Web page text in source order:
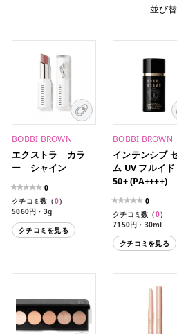
並び
BOBBI BROWN
エクストラ カラ
ー シャイン
0
クチコミ数（0）
5060円・3g
クチコミを見る
BOBBI BROWN
インテンシブ
ム UV フルイド
50+ (PA++++)
0
クチコミ数（0）
7150円・30ml
クチコミを見る